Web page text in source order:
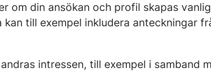
om din ansökan och profil skapas
till exempel inkludera anteckningar
intressen, till exempel i samband